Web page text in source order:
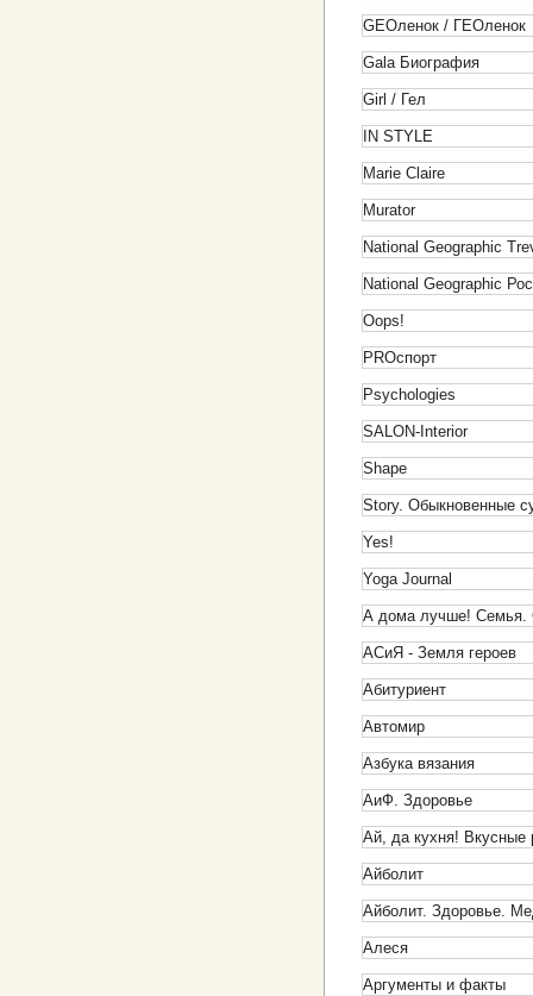
GEOленок / ГЕОленок
Gala Биография
Girl / Гел
IN STYLE
Marie Claire
Murator
National Geographic
National Geographic
Oops!
PROcпорт
Psychologies
SALON-Interior
Shape
Story. Обыкновенные
Yes!
Yoga Journal
А дома лучше! Семья.
АСиЯ - Земля героев
Абитуриент
Автомир
Азбука вязания
АиФ. Здоровье
Ай, да кухня! Вкусные
Айболит
Айболит. Здоровье.
Алеся
Аргументы и факты